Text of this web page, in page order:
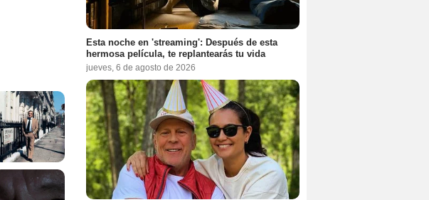
Esta noche en 'streaming': Después de esta
hermosa película, te replantearás tu vida
jueves, 6 de agosto de 2026